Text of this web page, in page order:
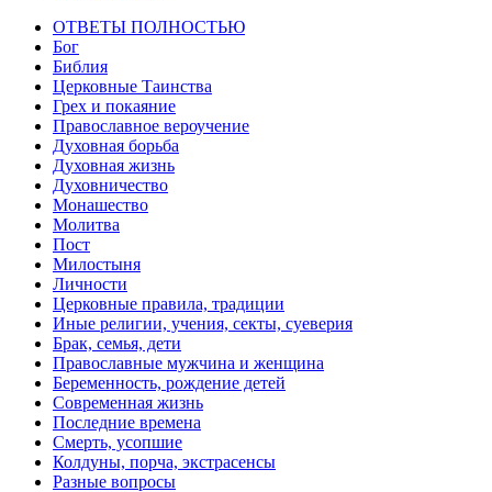
ОТВЕТЫ ПОЛНОСТЬЮ
Бог
Библия
Церковные Таинства
Грех и покаяние
Православное вероучение
Духовная борьба
Духовная жизнь
Духовничество
Монашество
Молитва
Пост
Милостыня
Личности
Церковные правила, традиции
Иные религии, учения, секты, суеверия
Брак, семья, дети
Православные мужчина и женщина
Беременность, рождение детей
Современная жизнь
Последние времена
Смерть, усопшие
Колдуны, порча, экстрасенсы
Разные вопросы